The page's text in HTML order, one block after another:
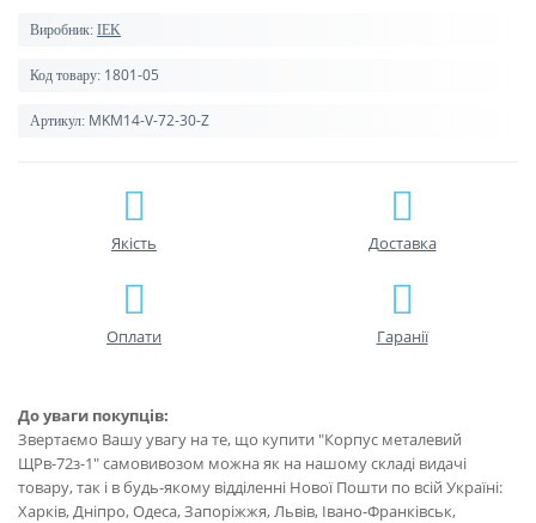
Виробник: IEK
Код товару: 1801-05
Артикул: MKM14-V-72-30-Z
Якість Доставка
Оплати Гаранії
До уваги покупців:
Звертаємо Вашу увагу на те, що купити "Корпус металевий
ЩРв-72з-1" самовивозом можна як на нашому складі видачі
товару, так і в будь-якому відділенні Нової Пошти по всій Україні:
Харків, Дніпро, Одеса, Запоріжжя, Львів, Івано-Франківськ,